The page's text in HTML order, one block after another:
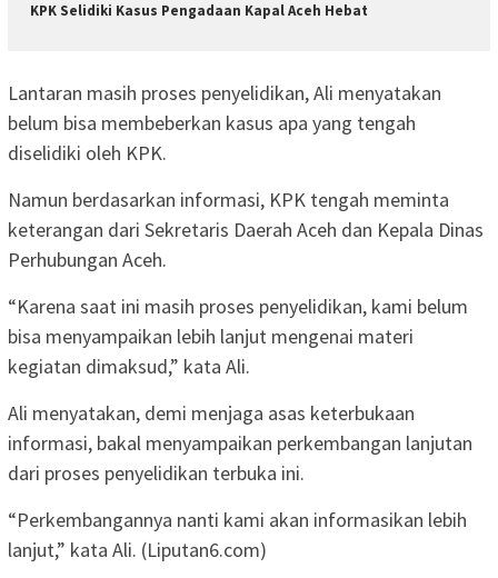
KPK Selidiki Kasus Pengadaan Kapal Aceh Hebat
Lantaran masih proses penyelidikan, Ali menyatakan
belum bisa membeberkan kasus apa yang tengah
diselidiki oleh KPK.
Namun berdasarkan informasi, KPK tengah meminta
keterangan dari Sekretaris Daerah Aceh dan Kepala Dinas
Perhubungan Aceh.
“Karena saat ini masih proses penyelidikan, kami belum
bisa menyampaikan lebih lanjut mengenai materi
kegiatan dimaksud,” kata Ali.
Ali menyatakan, demi menjaga asas keterbukaan
informasi, bakal menyampaikan perkembangan lanjutan
dari proses penyelidikan terbuka ini.
“Perkembangannya nanti kami akan informasikan lebih
lanjut,” kata Ali. (Liputan6.com)